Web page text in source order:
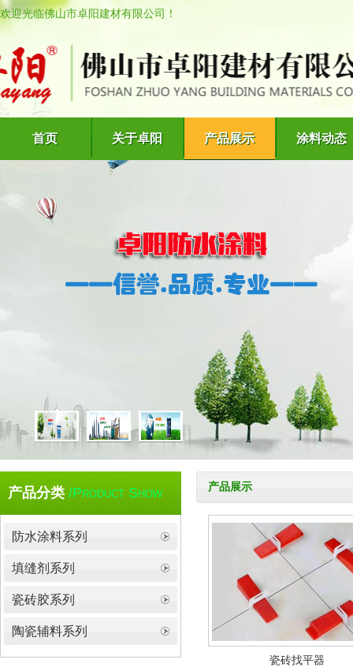
欢迎光临佛山市卓阳建材有限公司！
首页 关于卓阳 产品展示 涂料动态
产品分类 /Product Show
防水涂料系列
填缝剂系列
瓷砖胶系列
陶瓷辅料系列
产品展示
瓷砖找平器